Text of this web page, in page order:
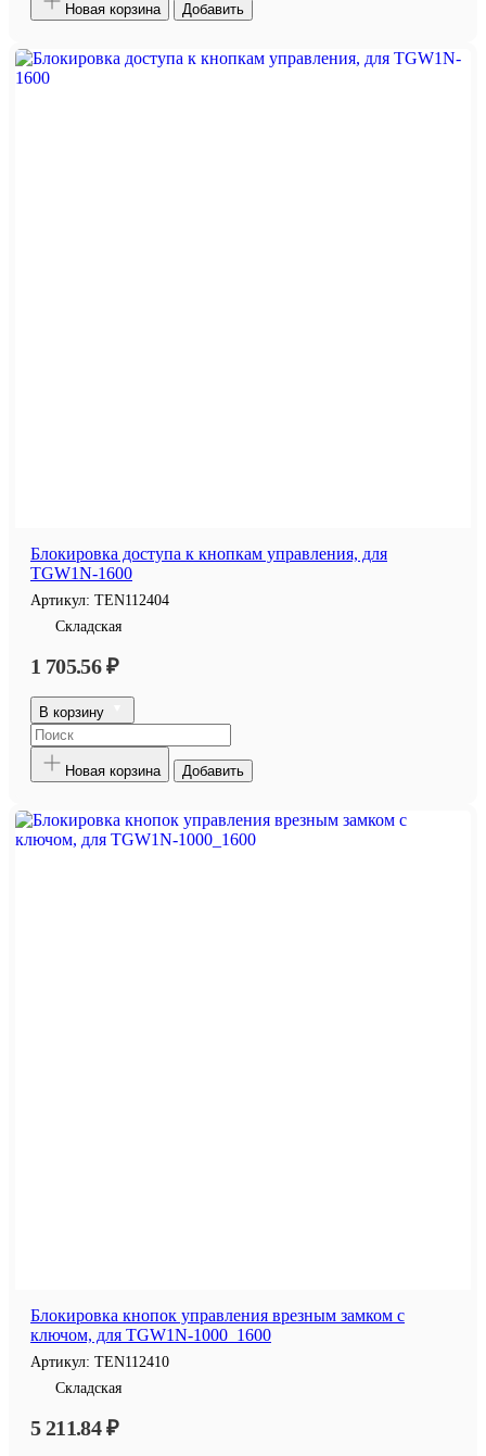
Новая корзина Добавить
Блокировка доступа к кнопкам управления, для
TGW1N-1600
Артикул: TEN112404
Складская
1 705.56 ₽
В корзину
Новая корзина Добавить
Блокировка кнопок управления врезным замком с
ключом, для TGW1N-1000_1600
Артикул: TEN112410
Складская
5 211.84 ₽